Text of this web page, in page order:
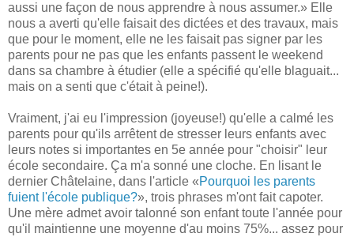
aussi une façon de nous apprendre à nous assumer.» Elle
nous a averti qu'elle faisait des dictées et des travaux, mais
que pour le moment, elle ne les faisait pas signer par les
parents pour ne pas que les enfants passent le weekend
dans sa chambre à étudier (elle a spécifié qu'elle blaguait...
mais on a senti que c'était à peine!).
Vraiment, j'ai eu l'impression (joyeuse!) qu'elle a calmé les
parents pour qu'ils arrêtent de stresser leurs enfants avec
leurs notes si importantes en 5e année pour "choisir" leur
école secondaire. Ça m'a sonné une cloche. En lisant le
dernier Châtelaine, dans l'article «Pourquoi les parents
fuient l'école publique?», trois phrases m'ont fait capoter.
Une mère admet avoir talonné son enfant toute l'année pour
qu'il maintienne une moyenne d'au moins 75%... assez pour